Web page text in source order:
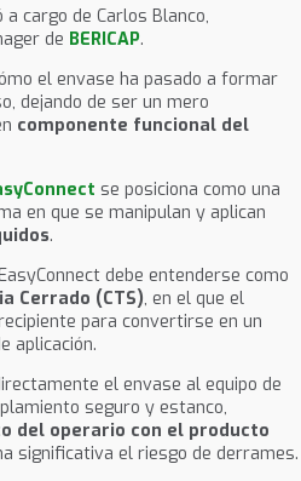
cargo de Carlos Blanco,
de BERICAP.
el envase ha pasado a formar
dejando de ser un mero
componente funcional del
se posiciona como una
en que se manipulan y aplican
.
debe entenderse como
Cerrado (CTS), en el que el
para convertirse en un
aplicación.
el envase al equipo de
seguro y estanco,
del operario con el producto
significativa el riesgo de derrames.